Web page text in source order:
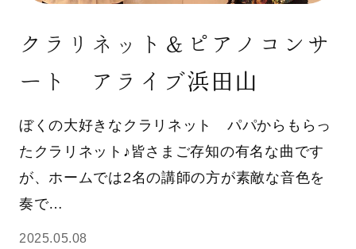
クラリネット＆ピアノコンサ
ート アライブ浜田山
ぼくの大好きなクラリネット パパからもらっ
たクラリネット♪皆さまご存知の有名な曲です
が、ホームでは2名の講師の方が素敵な音色を
奏で…
2025.05.08